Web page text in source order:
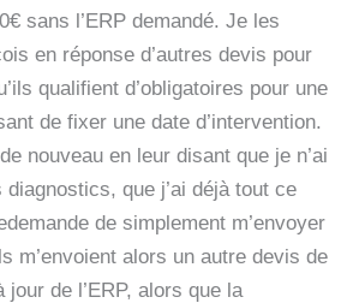
sans l’ERP demandé. Je les
en réponse d’autres devis pour
qualifient d’obligatoires pour une
de fixer une date d’intervention.
nouveau en leur disant que je n’ai
que j’ai déjà tout ce
de simplement m’envoyer
m’envoient alors un autre devis de
de l’ERP, alors que la